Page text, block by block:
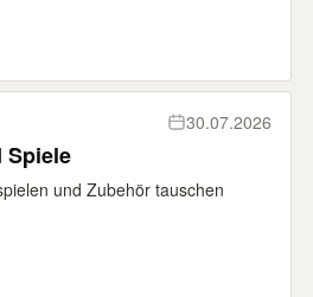
30.07.2026
Spiele
und Zubehör tauschen